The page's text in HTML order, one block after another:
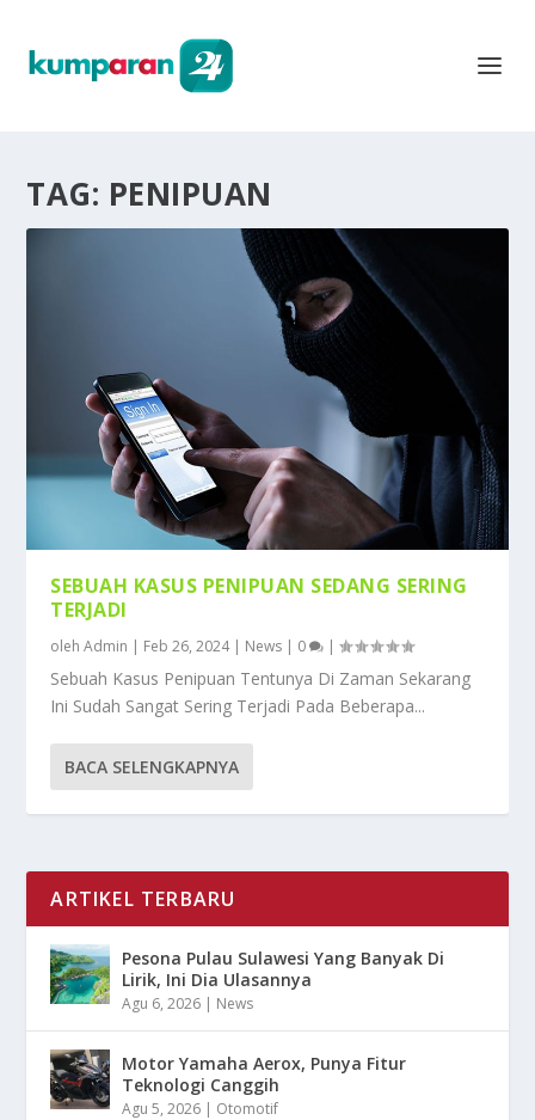
TAG: PENIPUAN
SEBUAH KASUS PENIPUAN SEDANG SERING
TERJADI
olehAdmin | Feb 26, 2024| News | 0 |
Sebuah Kasus Penipuan Tentunya Di Zaman Sekarang
Ini Sudah Sangat Sering Terjadi Pada Beberapa...
BACA SELENGKAPNYA
ARTIKEL TERBARU
Pesona Pulau Sulawesi Yang Banyak Di
Lirik, Ini Dia Ulasannya
Agu 6, 2026 | News
Motor Yamaha Aerox, Punya Fitur
Teknologi Canggih
Agu 5, 2026 | Otomotif